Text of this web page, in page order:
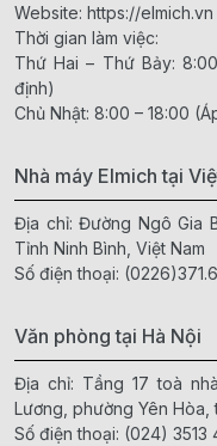
Website: https://elmich.vn
Thời gian làm việc:
Thứ Hai – Thứ Bảy:
định)
Chủ Nhật: 8:00 – 18:00
Nhà máy Elmich tại
Địa chỉ: Đường Ngô Gia
Tỉnh Ninh Bình, Việt Nam
Số điện thoại:
Văn phòng tại Hà Nội
Địa chỉ: Tầng 17 toà
Lương, phường Yên Hòa,
Số điện thoại: (024) 3513